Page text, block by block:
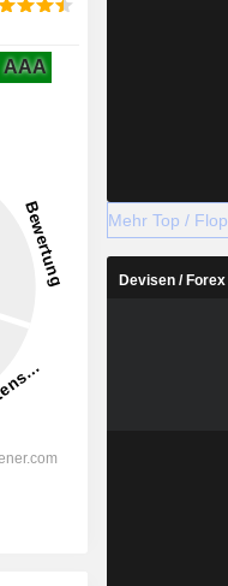
AAA
Mehr Top / Flop
Devisen / Forex